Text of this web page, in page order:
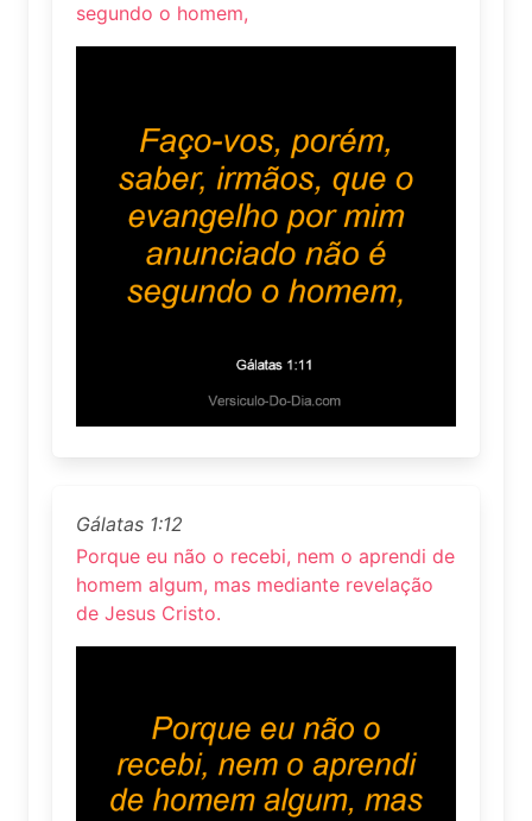
segundo o homem,
Gálatas 1:12
Porque eu não o recebi, nem o aprendi de
homem algum, mas mediante revelação
de Jesus Cristo.